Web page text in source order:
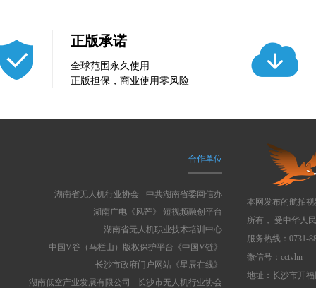
正版承诺
全球范围永久使用
正版担保，商业使用零风险
合作单位
中共湖南省委网信办
湖南省无人机行业协会
湖南广电《风芒》 短视频融创平台
湖南省无人机职业技术培训中心
中国V谷（马栏山）版权保护平台《中国V链》
长沙市政府门户网站《星辰在线》
长沙市无人机行业协会
湖南低空产业发展有限公司
本网发布的航拍
所有， 受中华人
服务热线：0731-
微信号：cctvhn
地址：长沙市开